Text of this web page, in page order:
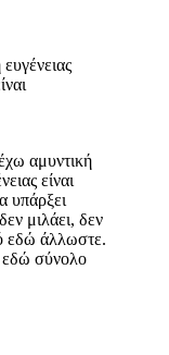
αμυντική
είναι
υπάρξει
μιλάει, δεν
εδώ άλλωστε.
εδώ σύνολο